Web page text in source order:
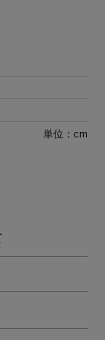
単位：cm